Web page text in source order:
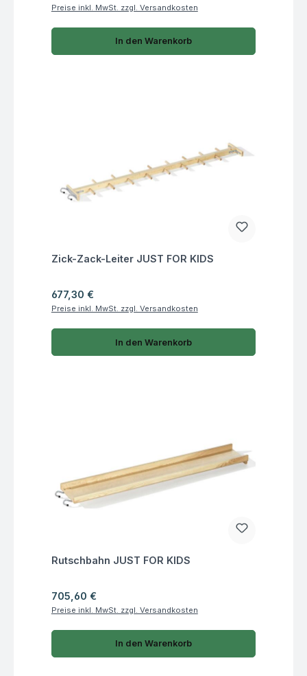
Preise inkl. MwSt. zzgl. Versandkosten
In den Warenkorb
Fragen zum Artikel
Zick-Zack-Leiter JUST FOR KIDS
Regulärer Preis:
677,30 €
Preise inkl. MwSt. zzgl. Versandkosten
In den Warenkorb
Fragen zum Artikel
Rutschbahn JUST FOR KIDS
Regulärer Preis:
705,60 €
Preise inkl. MwSt. zzgl. Versandkosten
In den Warenkorb